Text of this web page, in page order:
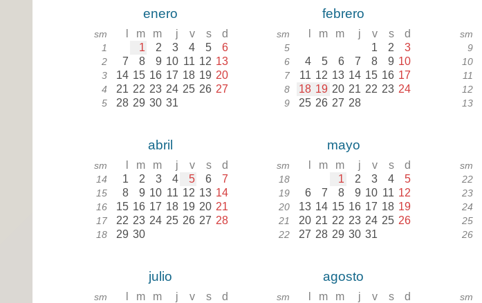
enero
sm m m j v s d
1 1 2 3 4 5 6
2 7 8 9 10 11 12 13
3 14 15 16 17 18 19 20
4 21 22 23 24 25 26 27
5 28 29 30 31
febrero
sm m m j v s d
5 1 2 3
6 4 5 6 7 8 9 10
7 11 12 13 14 15 16 17
8 18 19 20 21 22 23 24
9 25 26 27 28
sm
9
10
11
12
13
abril
sm m m j v s d
14 1 2 3 4 5 6 7
15 8 9 10 11 12 13 14
16 15 16 17 18 19 20 21
17 22 23 24 25 26 27 28
18 29 30
mayo
sm m m j v s d
18 1 2 3 4 5
19 6 7 8 9 10 11 12
20 13 14 15 16 17 18 19
21 20 21 22 23 24 25 26
22 27 28 29 30 31
sm
22
23
24
25
26
julio
sm m m j v s d
agosto
sm m m j v s d sm